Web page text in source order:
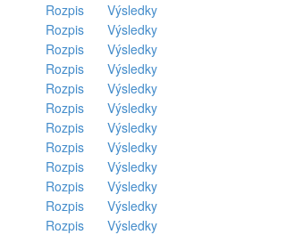
Rozpis
Výsledky
Rozpis
Výsledky
Rozpis
Výsledky
Rozpis
Výsledky
Rozpis
Výsledky
Rozpis
Výsledky
Rozpis
Výsledky
Rozpis
Výsledky
Rozpis
Výsledky
Rozpis
Výsledky
Rozpis
Výsledky
Rozpis
Výsledky